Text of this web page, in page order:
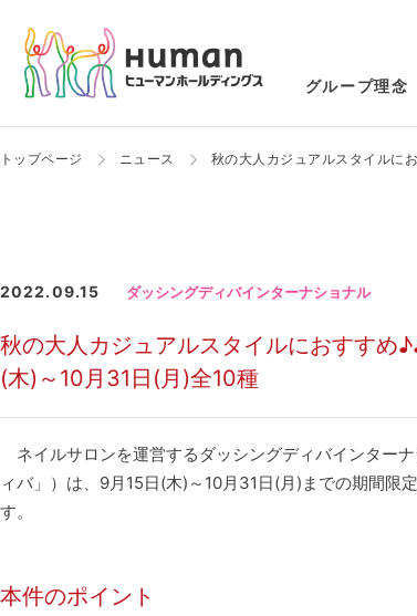
グループ理念
トップページ ニュース 秋の大人カジュアルスタイルに
2022.09.15 ダッシングディバインターナショナル
秋の大人カジュアルスタイルにおすすめ
(木)～10月31日(月)全10種
ネイルサロンを運営するダッシングディバインター
ィバ」）は、9月15日(木)～10月31日(月)までの期間限
す。
本件のポイント